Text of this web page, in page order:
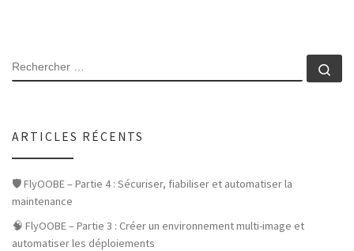
SEARCH
ARTICLES RÉCENTS
🛡️ FlyOOBE – Partie 4 : Sécuriser, fiabiliser et automatiser la
maintenance
🧠 FlyOOBE – Partie 3 : Créer un environnement multi-image et
automatiser les déploiements